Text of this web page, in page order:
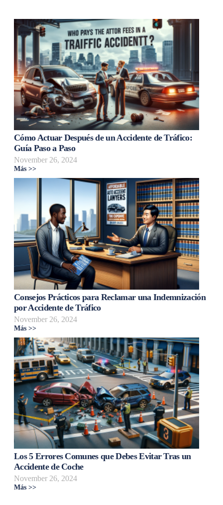
Cómo Actuar Después de un Accidente de Tráfico:
Guía Paso a Paso
November 26, 2024
Más >>
Consejos Prácticos para Reclamar una Indemnización
por Accidente de Tráfico
November 26, 2024
Más >>
Los 5 Errores Comunes que Debes Evitar Tras un
Accidente de Coche
November 26, 2024
Más >>